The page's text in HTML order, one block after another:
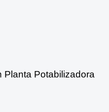
Planta Potabilizadora